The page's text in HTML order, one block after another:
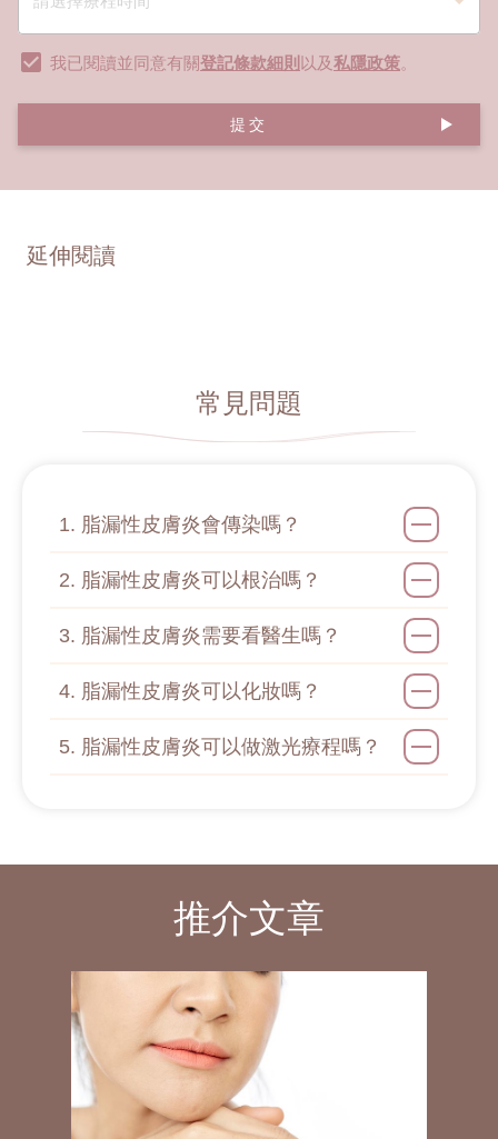
我已閱讀並同意有關登記條款細則 以及私隱政策。
提交
延伸閱讀
常見問題
1. 脂漏性皮膚炎會傳染嗎？
2. 脂漏性皮膚炎可以根治嗎？
3. 脂漏性皮膚炎需要看醫生嗎？
4. 脂漏性皮膚炎可以化妝嗎？
5. 脂漏性皮膚炎可以做激光療程嗎？
推介文章